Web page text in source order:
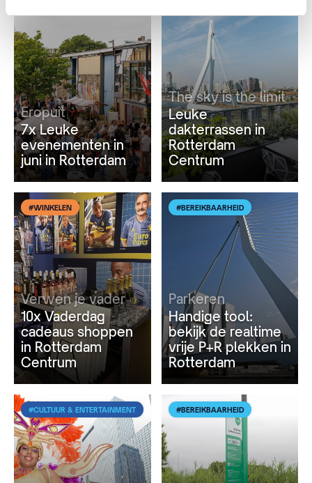
Eropuit
7x Leuke
evenementen in
juni in Rotterdam
The sky is the limit
Leuke
dakterrassen in
Rotterdam
Centrum
#WINKELEN
Verwen je vader
10x Vaderdag
cadeaus shoppen
in Rotterdam
Centrum
#BEREIKBAARHEID
Parkeren
Handige tool:
bekijk de realtime
vrije P+R plekken in
Rotterdam
#CULTUUR & ENTERTAINMENT #BEREIKBAARHEID